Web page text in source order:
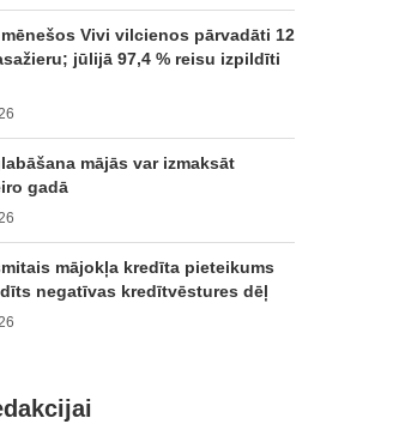
Vivi vilcienos pārvadāti 12
jūlijā 97,4 % reisu izpildīti
mājās var izmaksāt
gadā
mājokļa kredīta pieteikums
negatīvas kredītvēstures dēļ